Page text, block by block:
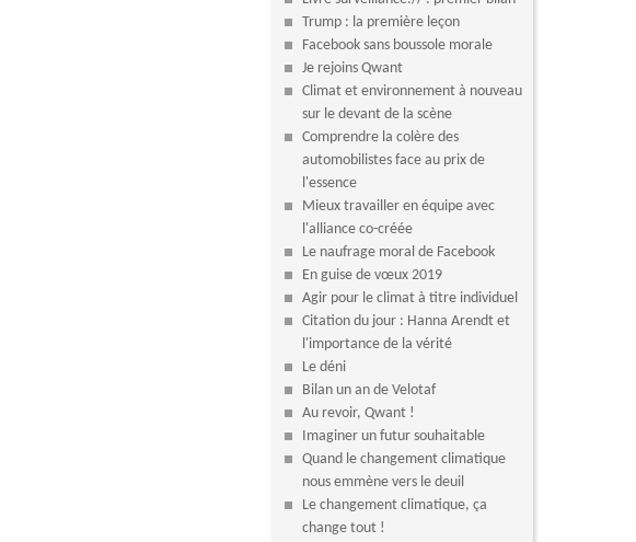
Trump : la première leçon
Facebook sans boussole morale
Je rejoins Qwant
Climat et environnement à nouveau
sur le devant de la scène
Comprendre la colère des
automobilistes face au prix de
l'essence
Mieux travailler en équipe avec
l'alliance co-créée
Le naufrage moral de Facebook
En guise de vœux 2019
Agir pour le climat à titre individuel
Citation du jour : Hanna Arendt et
l'importance de la vérité
Le déni
Bilan un an de Velotaf
Au revoir, Qwant !
Imaginer un futur souhaitable
Quand le changement climatique
nous emmène vers le deuil
Le changement climatique, ça
change tout !